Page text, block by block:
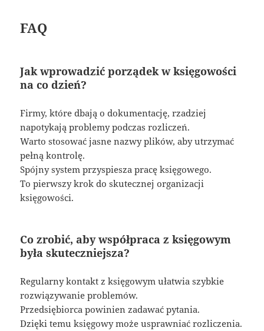
FAQ
Jak wprowadzić porządek w księgowości
na co dzień?
Firmy, które dbają o dokumentację, rzadziej
napotykają problemy podczas rozliczeń.
Warto stosować jasne nazwy plików, aby utrzymać
pełną kontrolę.
Spójny system przyspiesza pracę księgowego.
To pierwszy krok do skutecznej organizacji
księgowości.
Co zrobić, aby współpraca z księgowym
była skuteczniejsza?
Regularny kontakt z księgowym ułatwia szybkie
rozwiązywanie problemów.
Przedsiębiorca powinien zadawać pytania.
Dzięki temu księgowy może usprawniać rozliczenia.